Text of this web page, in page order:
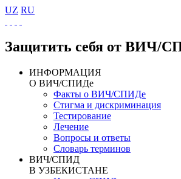
UZ RU
Защитить себя от ВИЧ/
ИНФОРМАЦИЯ
О ВИЧ/СПИДе
Факты о ВИЧ/СПИДе
Стигма и дискриминация
Тестирование
Лечение
Вопросы и ответы
Словарь терминов
ВИЧ/СПИД
В УЗБЕКИСТАНЕ